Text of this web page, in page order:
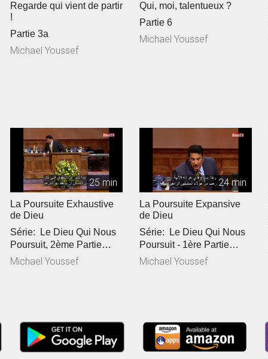
Regarde qui vient de partir
!
Partie 3a
Michael Youssef
Qui, moi, talentueux ?
Partie 6
Michael Youssef
25 min
La Poursuite Exhaustive
de Dieu
Série: Le Dieu Qui Nous
Poursuit, 2ème Partie
Référence Biblique: Lu...
Michael Youssef
24 min
La Poursuite Expansive
de Dieu
Série: Le Dieu Qui Nous
Poursuit - 1ère Partie
Référence Biblique: Luc...
Michael Youssef